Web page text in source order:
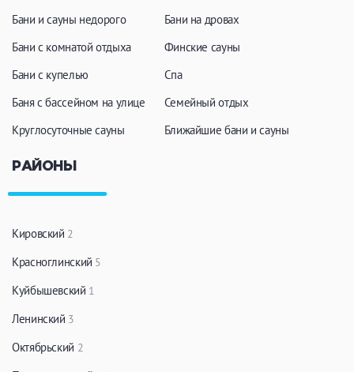
Бани и сауны недорого
Бани с комнатой отдыха
Бани с купелью
Баня с бассейном на улице
Круглосуточные сауны
Бани на дровах
Финские сауны
Спа
Семейный отдых
Ближайшие бани и сауны
РАЙОНЫ
Кировский 2
Красноглинский 5
Куйбышевский 1
Ленинский 3
Октябрьский 2